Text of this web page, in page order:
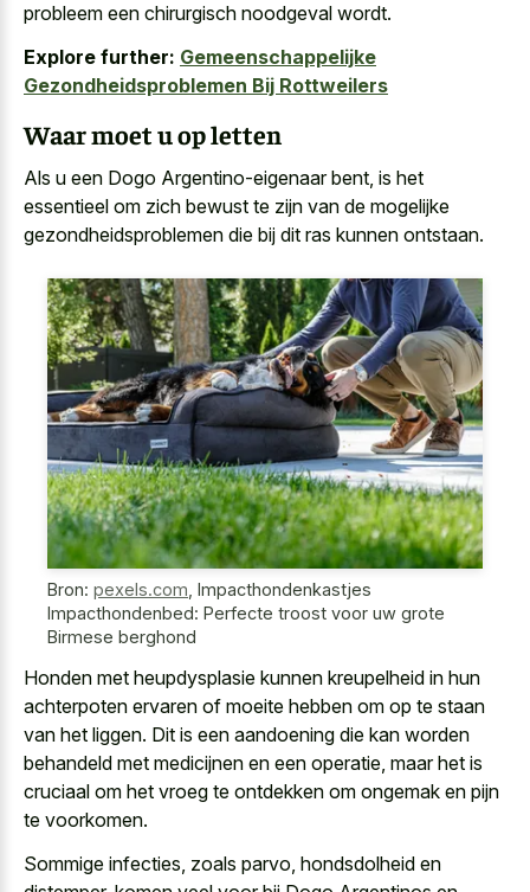
probleem een chirurgisch noodgeval wordt.
Explore further: Gemeenschappelijke
Gezondheidsproblemen Bij Rottweilers
Waar moet u op letten
Als u een Dogo Argentino-eigenaar bent, is het
essentieel om zich bewust te zijn van de mogelijke
gezondheidsproblemen die bij dit ras kunnen ontstaan.
Bron: pexels.com Impacthondenkastjes
Impacthondenbed: Perfecte troost voor uw grote
Birmese berghond
Honden met heupdysplasie kunnen kreupelheid in hun
achterpoten ervaren of moeite hebben om op te staan
van het liggen. Dit is een aandoening die kan worden
behandeld met medicijnen en een operatie, maar het is
cruciaal om het vroeg te ontdekken om ongemak en pijn
te voorkomen.
Sommige infecties, zoals parvo, hondsdolheid en